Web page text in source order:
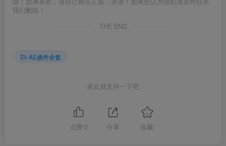
我们删除！
THE END
AE插件全套
喜欢就支持一下吧
点赞 0 分享 收藏